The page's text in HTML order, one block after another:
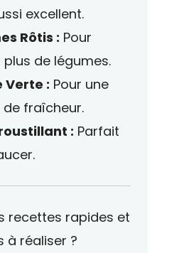
excellent.
Rôtis : Pour
de légumes.
Verte : Pour une
fraîcheur.
: Parfait
recettes rapides et
à réaliser ?